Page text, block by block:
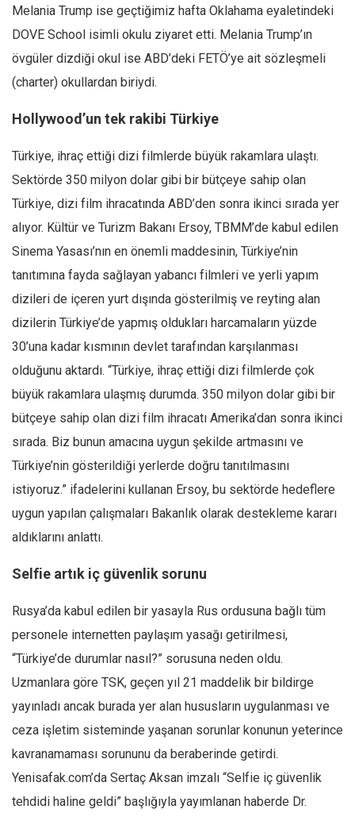
Melania Trump ise geçtiğimiz hafta Oklahama eyaletindeki
DOVE School isimli okulu ziyaret etti. Melania Trump’ın
övgüler dizdiği okul ise ABD’deki FETÖ’ye ait sözleşmeli
(charter) okullardan biriydi.
Hollywood’un tek rakibi Türkiye
Türkiye, ihraç ettiği dizi filmlerde büyük rakamlara ulaştı.
Sektörde 350 milyon dolar gibi bir bütçeye sahip olan
Türkiye, dizi film ihracatında ABD’den sonra ikinci sırada yer
alıyor. Kültür ve Turizm Bakanı Ersoy, TBMM’de kabul edilen
Sinema Yasası’nın en önemli maddesinin, Türkiye’nin
tanıtımına fayda sağlayan yabancı filmleri ve yerli yapım
dizileri de içeren yurt dışında gösterilmiş ve reyting alan
dizilerin Türkiye’de yapmış oldukları harcamaların yüzde
30’una kadar kısmının devlet tarafından karşılanması
olduğunu aktardı. “Türkiye, ihraç ettiği dizi filmlerde çok
büyük rakamlara ulaşmış durumda. 350 milyon dolar gibi bir
bütçeye sahip olan dizi film ihracatı Amerika’dan sonra ikinci
sırada. Biz bunun amacına uygun şekilde artmasını ve
Türkiye’nin gösterildiği yerlerde doğru tanıtılmasını
istiyoruz.” ifadelerini kullanan Ersoy, bu sektörde hedeflere
uygun yapılan çalışmaları Bakanlık olarak destekleme kararı
aldıklarını anlattı.
Selfie artık iç güvenlik sorunu
Rusya’da kabul edilen bir yasayla Rus ordusuna bağlı tüm
personele internetten paylaşım yasağı getirilmesi,
“Türkiye’de durumlar nasıl?” sorusuna neden oldu.
Uzmanlara göre TSK, geçen yıl 21 maddelik bir bildirge
yayınladı ancak burada yer alan hususların uygulanması ve
ceza işletim sisteminde yaşanan sorunlar konunun yeterince
kavranamaması sorununu da beraberinde getirdi.
Yenisafak.com’da Sertaç Aksan imzalı “Selfie iç güvenlik
tehdidi haline geldi” başlığıyla yayımlanan haberde Dr.